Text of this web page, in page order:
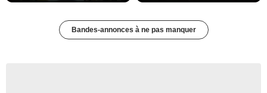
Bandes-annonces à ne pas manquer